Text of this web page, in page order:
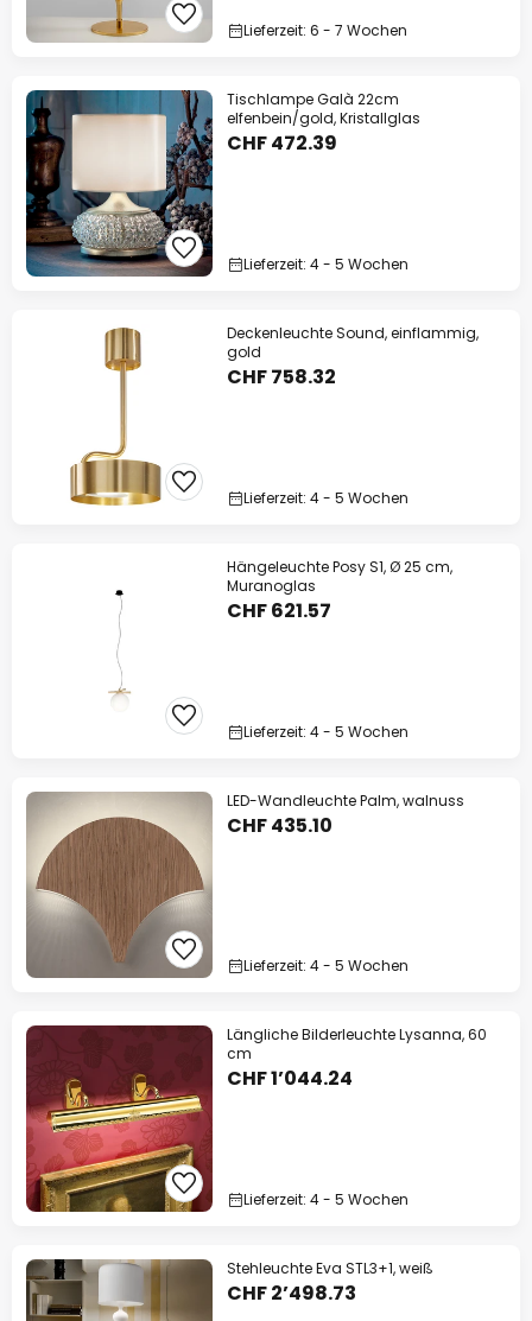
Lieferzeit: 6 - 7 Wochen
Tischlampe Galà 22cm
elfenbein/gold, Kristallglas
CHF 472.39
Lieferzeit: 4 - 5 Wochen
Deckenleuchte Sound, einflammig,
gold
CHF 758.32
Lieferzeit: 4 - 5 Wochen
Hängeleuchte Posy S1, Ø 25 cm,
Muranoglas
CHF 621.57
Lieferzeit: 4 - 5 Wochen
LED-Wandleuchte Palm, walnuss
CHF 435.10
Lieferzeit: 4 - 5 Wochen
Längliche Bilderleuchte Lysanna, 60
cm
CHF 1’044.24
Lieferzeit: 4 - 5 Wochen
Stehleuchte Eva STL3+1, weiß
CHF 2’498.73